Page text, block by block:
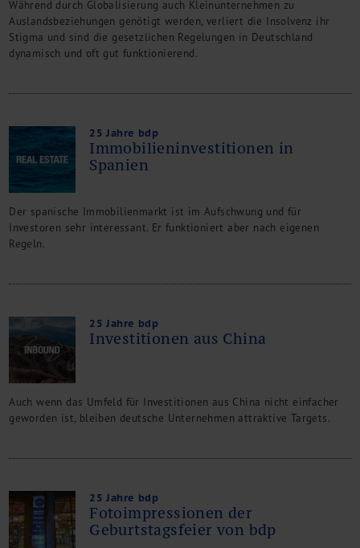
Während durch Globalisierung auch Kleinunternehmen zu
Auslandsbeziehungen genötigt werden, verliert die Insolvenz ihr
Stigma und sind die gesetzlichen Regelungen in Deutschland
dynamisch und oft gut funktionierend.
25 Jahre bdp
Immobilieninvestitionen in
Spanien
Der spanische Immobilienmarkt ist im Aufschwung und für
Investoren sehr interessant. Er funktioniert aber nach eigenen
Regeln.
25 Jahre bdp
Investitionen aus China
Auch wenn das Umfeld für Investitionen aus China nicht einfacher
geworden ist, bleiben deutsche Unternehmen attraktive Targets.
25 Jahre bdp
Fotoimpressionen der
Geburtstagsfeier von bdp